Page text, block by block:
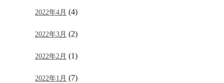
2022年4月 (4)
2022年3月 (2)
2022年2月 (1)
2022年1月 (7)